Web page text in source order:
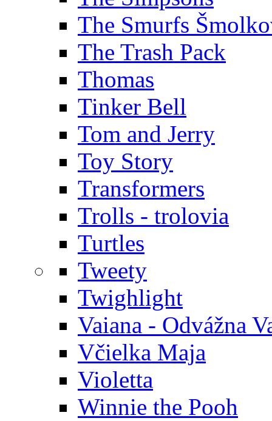
The Smurfs
The Trash Pack
Thomas
Tinker Bell
Tom and Jerry
Toy Story
Transformers
Trolls - trolovia
Turtles
Tweety
Twighlight
Vaiana - Odvážna
Včielka Maja
Violetta
Winnie the Pooh